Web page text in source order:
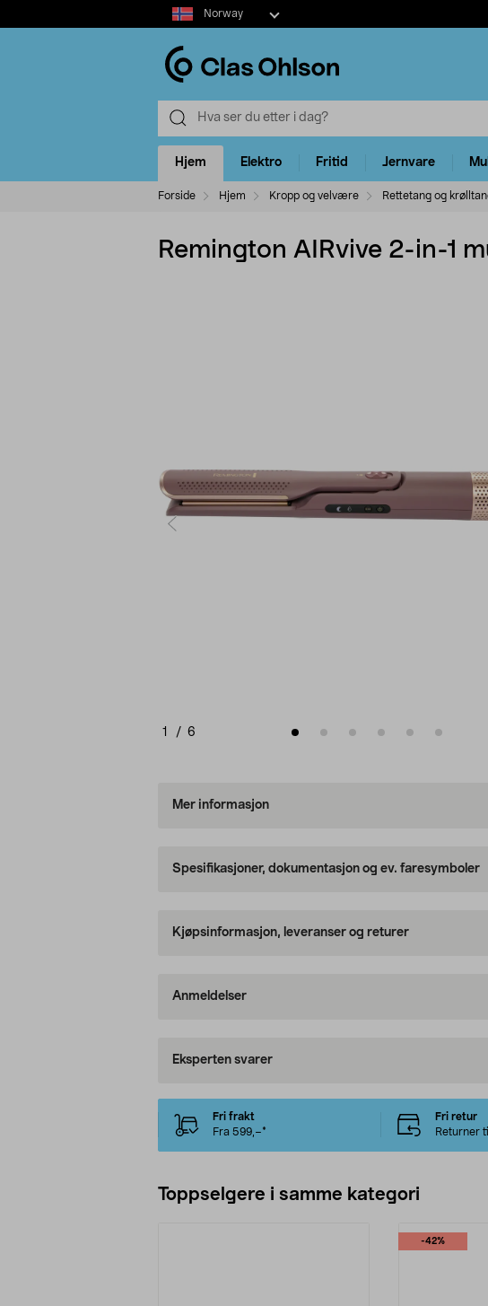
Select
market
Norway
Hjem Elektro Fritid Jernvare
Forside Hjem Kropp og velvære Rettetang og
Remington AIRvive 2-in-1
1 / 6
Mer informasjon
Spesifikasjoner, dokumentasjon og ev. faresymboler
Kjøpsinformasjon, leveranser og returer
Anmeldelser
Eksperten svarer
Fri frakt
Fra 599,–*
Fri retur
Returner
Toppselgere i samme kategori
-42%